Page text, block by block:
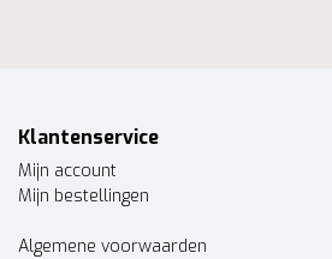
Klantenservice
Mijn account
Mijn bestellingen
Algemene voorwaarden